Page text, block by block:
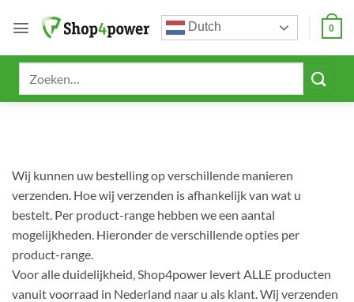
naar
Dutch 0
Wij kunnen uw bestelling op verschillende manieren
verzenden. Hoe wij verzenden is afhankelijk van wat u
bestelt. Per product-range hebben we een aantal
mogelijkheden. Hieronder de verschillende opties per
product-range.
Voor alle duidelijkheid, Shop4power levert ALLE producten
vanuit voorraad in Nederland naar u als klant. Wij verzenden